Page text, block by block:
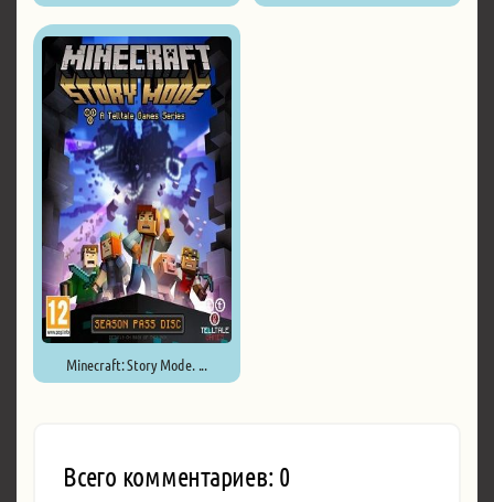
Minecraft: Story Mode. ...
Всего комментариев: 0